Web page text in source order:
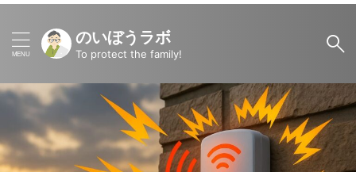
のいぼうラボ
To protect the family!